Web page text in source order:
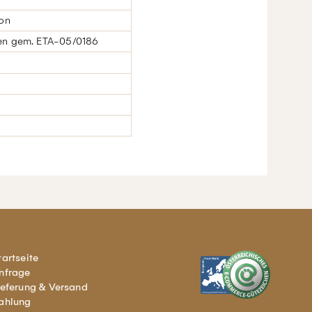
gem. ETA-05/0186
& Versand